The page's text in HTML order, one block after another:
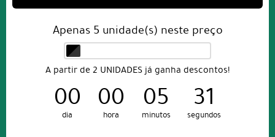
Apenas 5 unidade(s) neste preço
A partir de 2 UNIDADES já ganha descontos!
00
dia
00
hora
05
minutos
31
segundos